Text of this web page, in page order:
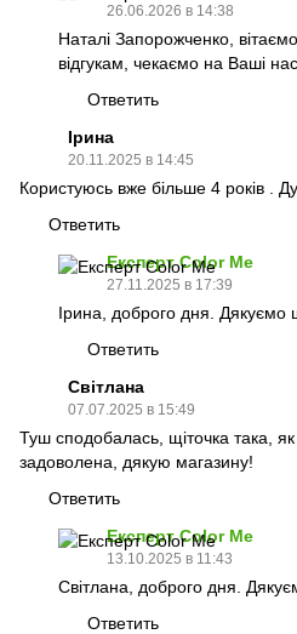
26.06.2026 в 14:38
Наталі Запорожченко,
відгукам, чекаємо на Ваші
Ответить
Ірина
20.11.2025 в 14:45
Користуюсь вже більше 4 років .
Ответить
Експерт Color Me
27.11.2025 в 17:39
Ірина, доброго дня. Дякуємо
Ответить
Світлана
07.07.2025 в 15:49
Туш сподобалась, щіточка така,
задоволена, дякую магазину!
Ответить
Експерт Color Me
13.10.2025 в 11:43
Світлана, доброго дня.
Ответить